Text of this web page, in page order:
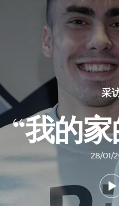
采
“我的
28/01/